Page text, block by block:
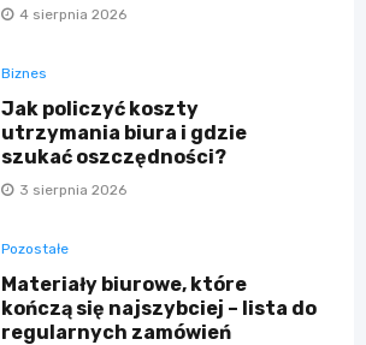
4 sierpnia 2026
Biznes
Jak policzyć koszty
utrzymania biura i gdzie
szukać oszczędności?
3 sierpnia 2026
Pozostałe
Materiały biurowe, które
kończą się najszybciej – lista do
regularnych zamówień